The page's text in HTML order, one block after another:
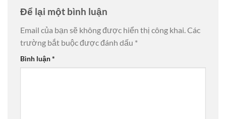
Để lại một bình luận
Email của bạn sẽ không được hiển thị công khai.Các
trường bắt buộc được đánh dấu *
Bình luận*